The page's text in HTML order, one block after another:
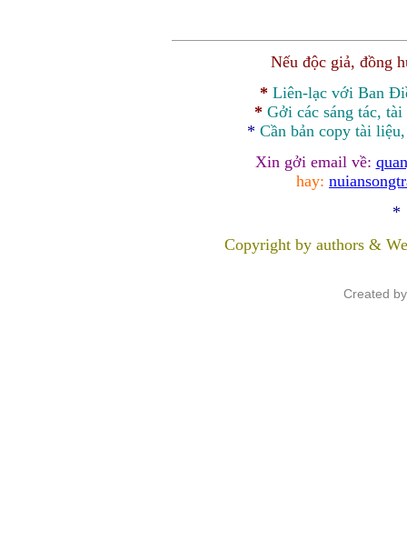
Nếu độc giả, đồng
* Liên-lạc với Ban
* Gởi các sáng tác,
* Cần bản copy tài
Xin gởi email về:
hay:
*
Copyright by authors &
Created